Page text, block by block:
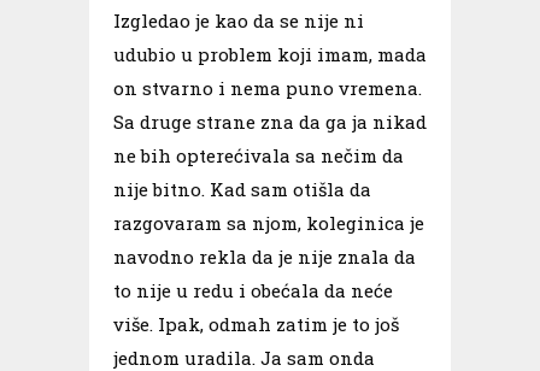
Izgledao je kao da se nije ni
udubio u problem koji imam, mada
on stvarno i nema puno vremena.
Sa druge strane zna da ga ja nikad
ne bih opterećivala sa nečim da
nije bitno. Kad sam otišla da
razgovaram sa njom, koleginica je
navodno rekla da je nije znala da
to nije u redu i obećala da neće
više. Ipak, odmah zatim je to još
jednom uradila. Ja sam onda